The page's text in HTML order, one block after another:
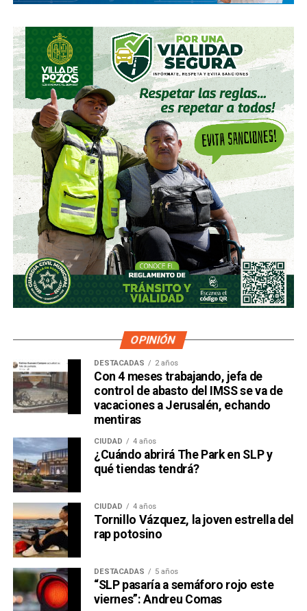
OPINIÓN
DESTACADAS 2 años
Con 4 meses trabajando, jefa de
control de abasto del IMSS se va de
vacaciones a Jerusalén, echando
mentiras
CIUDAD 4 años
¿Cuándo abrirá The Park en SLP y
qué tiendas tendrá?
CIUDAD 4 años
Tornillo Vázquez, la joven estrella del
rap potosino
DESTACADAS 5 años
“SLP pasaría a semáforo rojo este
viernes”: Andreu Comas